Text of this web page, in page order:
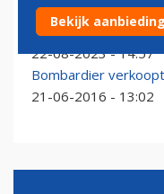
Extra Europese
Griekenland
22-08-2023 - 14:57
Bombardier
21-06-2016 - 13:02
Bekijk aanbieding